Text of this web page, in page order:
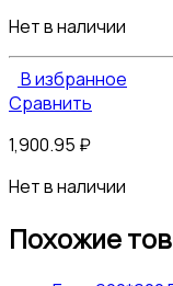
Нет в наличии
В избранное
Сравнить
1,900.95 ₽
Нет в наличии
Похожие